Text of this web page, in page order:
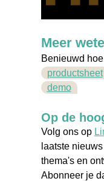
Meer
Benieuwd
productsheet
demo
Op de
Volg ons op
laatste
thema's en
Abonneer je